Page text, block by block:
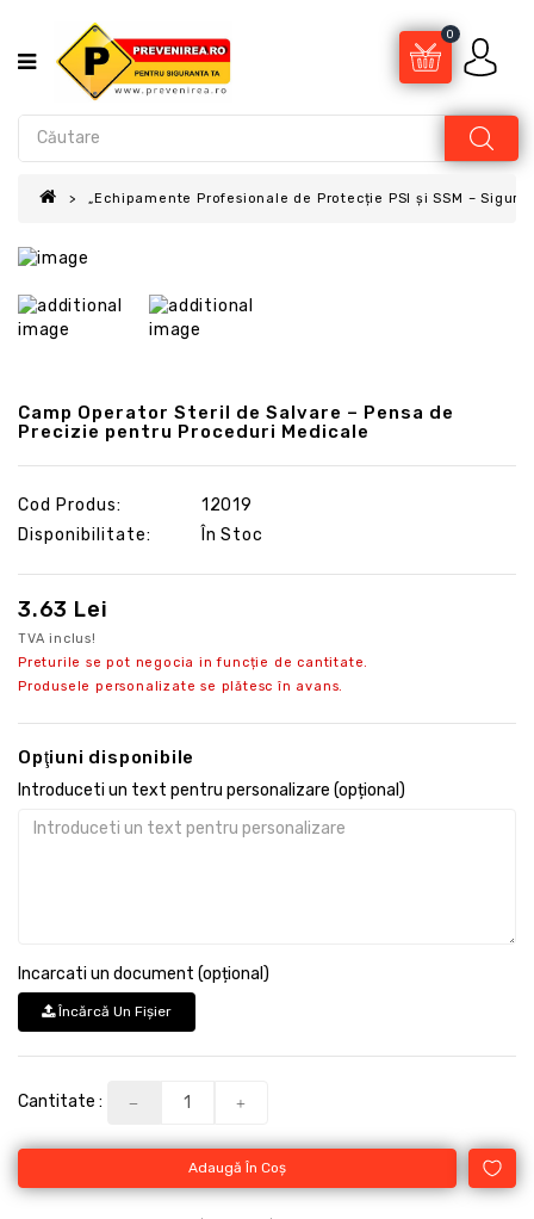
0
„Echipamente Profesionale de Protecție PSI și SSM –
Camp Operator Steril de Salvare – Pensa de
Precizie pentru Proceduri Medicale
Cod Produs:
12019
Disponibilitate:
În Stoc
3.63 Lei
TVA inclus!
Preturile se pot negocia in funcție de cantitate.
Produsele personalizate se plătesc în avans.
Opţiuni disponibile
Introduceti un text pentru personalizare (opțional)
Incarcati un document (opțional)
Încărcă Un Fişier
Cantitate :
Adaugă În Coş